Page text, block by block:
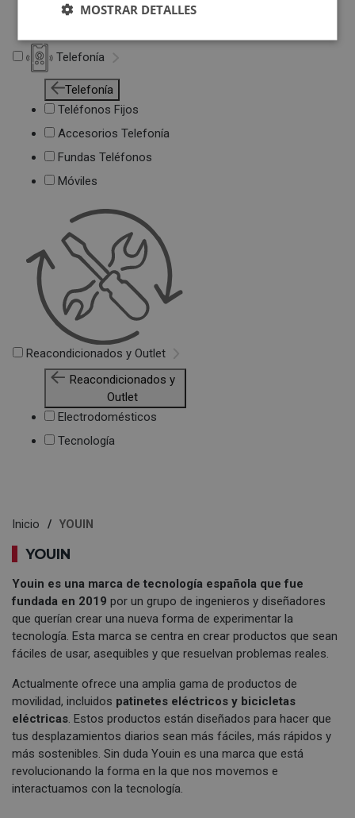
Juguetes
Telefonía
Telefonía
Teléfonos Fijos
Accesorios Telefonía
Fundas Teléfonos
Móviles
Reacondicionados y Outlet
Reacondicionados y
Outlet
Electrodomésticos
Tecnología
Inicio YOUIN
YOUIN
Youin es una marca de tecnología española que fue
fundada en 2019 por un grupo de ingenieros y diseñadores
que querían crear una nueva forma de experimentar la
tecnología. Esta marca se centra en crear productos que sean
fáciles de usar, asequibles y que resuelvan problemas reales.
Actualmente ofrece una amplia gama de productos de
movilidad, incluidos patinetes eléctricos y bicicletas
eléctricas. Estos productos están diseñados para hacer que
tus desplazamientos diarios sean más fáciles, más rápidos y
más sostenibles. Sin duda Youin es una marca que está
revolucionando la forma en la que nos movemos e
interactuamos con la tecnología.
MOSTRAR DETALLES